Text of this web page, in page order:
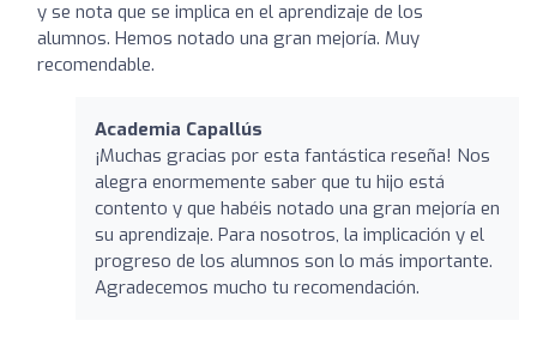
y se nota que se implica en el aprendizaje de los
alumnos. Hemos notado una gran mejoría. Muy
recomendable.
Academia Capallús
¡Muchas gracias por esta fantástica reseña! Nos
alegra enormemente saber que tu hijo está
contento y que habéis notado una gran mejoría en
su aprendizaje. Para nosotros, la implicación y el
progreso de los alumnos son lo más importante.
Agradecemos mucho tu recomendación.